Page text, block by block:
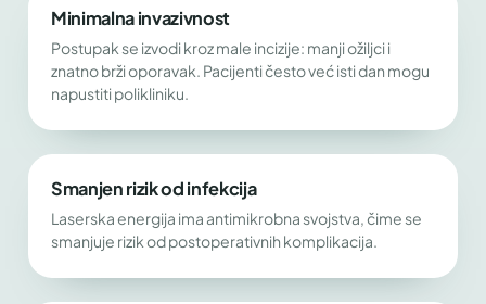
Minimalna invazivnost
Postupak se izvodi kroz male incizije: manji ožiljci i
znatno brži oporavak. Pacijenti često već isti dan mogu
napustiti polikliniku.
Smanjen rizik od infekcija
Laserska energija ima antimikrobna svojstva, čime se
smanjuje rizik od postoperativnih komplikacija.